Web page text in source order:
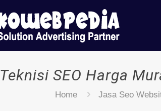
Teknisi SEO Harga
Home Jasa Seo